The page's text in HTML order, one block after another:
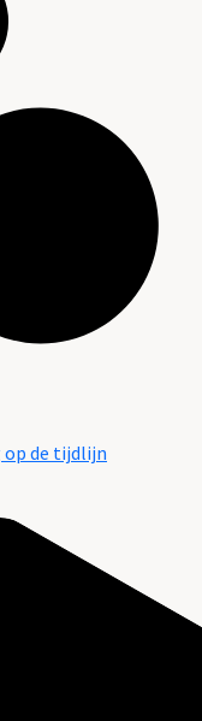
op de tijdlijn